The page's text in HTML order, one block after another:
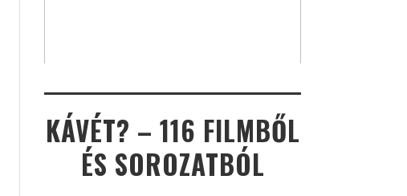
KÁVÉT? – 116 FILMBŐL
ÉS SOROZATBÓL